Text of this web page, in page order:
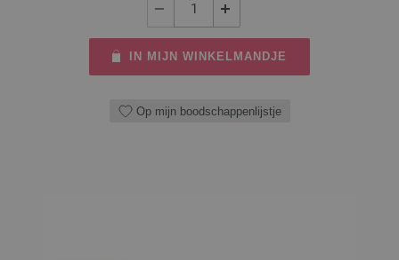
IN MIJN WINKELMANDJE
Op mijn boodschappenlijstje